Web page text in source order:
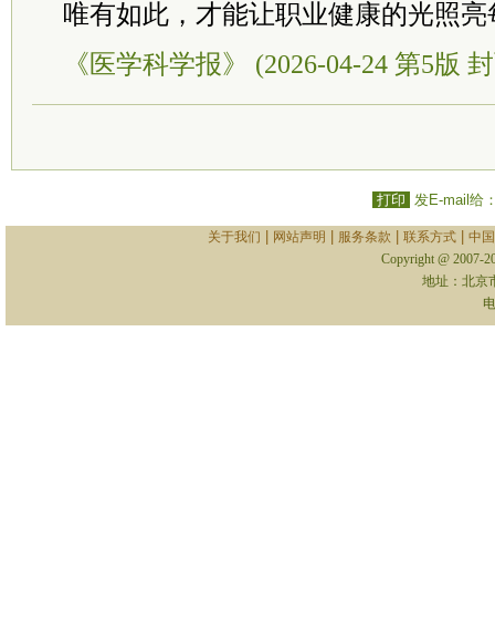
唯有如此，才能让职业健康的光照
《医学科学报》 (2026-04-24 第5版
打印 发E-mail给
关于我们 网站声明 服务条款 联系方式| 中
Copyright @ 2007-
地址：北京